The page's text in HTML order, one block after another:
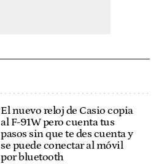
El nuevo reloj de Casio copia
al F-91W pero cuenta tus
pasos sin que te des cuenta y
se puede conectar al móvil
por bluetooth